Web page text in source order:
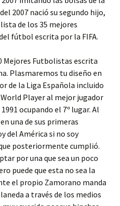
2007 nació su segundo hijo,
de los 35 mejores
fútbol escrita por la FIFA.
Mejores Futbolistas escrita
Plasmaremos tu diseño en
de la Liga Española incluido
Player al mejor jugador
ocupando el 7º lugar. Al
una de sus primeras
del América si no soy
posteriormente cumplió.
por una que sea un poco
puede que esta no sea la
el propio Zamorano manda
a través de los medios